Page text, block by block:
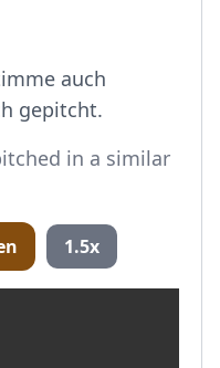
auch
gepitcht.
in a similar
1.5x